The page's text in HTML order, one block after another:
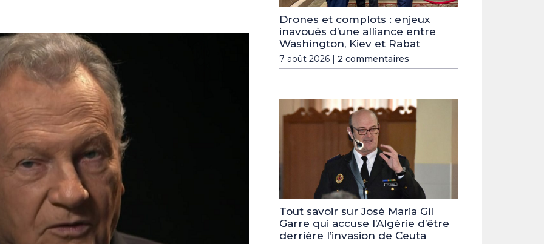
Drones et complots : enjeux
inavoués d’une alliance entre
Washington, Kiev et Rabat
7 août 2026 | 2 commentaires
Tout savoir sur José Maria Gil
Garre qui accuse l’Algérie d’être
derrière l’invasion de Ceuta